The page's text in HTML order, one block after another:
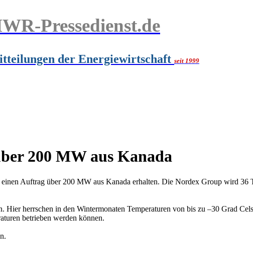
Pressedienst.de
der Energiewirtschaft seit 1999
200 MW aus Kanada
Auftrag über 200 MW aus Kanada erhalten. Die Nordex Group wird
Hier herrschen in den Wintermonaten Temperaturen von bis zu –30 Grad
betrieben werden können.